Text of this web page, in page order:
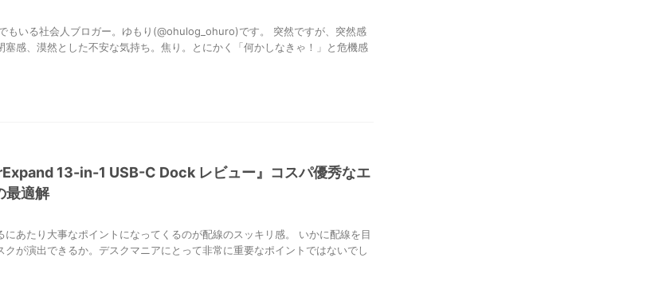
もいる社会人ブロガー。ゆもり(@ohulog_ohuro)です。 突然ですが、突然感
塞感、漠然とした不安な気持ち。焦り。とにかく「何かしなきゃ！」と危機感
13-in-1 USB-C Dock レビュー』コスパ優秀なエ
最適解
にあたり大事なポイントになってくるのが配線のスッキリ感。 いかに配線を目
クが演出できるか。デスクマニアにとって非常に重要なポイントではないでし